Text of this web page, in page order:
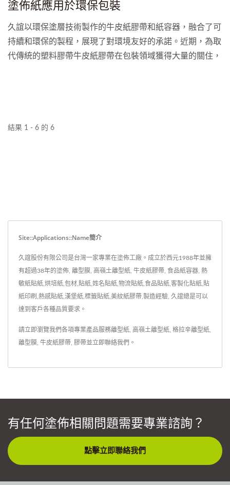
準。此外，久誼還可依客戶需求提供多種離型紙的選擇，例
塗佈紙應用於環保包裝
久誼以環保塗層技術製作的牛皮紙膠帶和紙容器，融合了可
持續和環保的製程，展現了對環境友好的承諾。近期，為取
代傳統的塑料膠帶牛皮紙膠帶在包裝領域獲得大量的關住，
塗層技術，將塑料的使用減到最低從而減少塑料污染。 久
結果 1 - 6 的 6
Site::applications::name簡介
久誼股份有限公司是台灣一家專業在塗佈工廠。成立於西元1988年並擁
有超過38年的塗佈, 離型膜, 高嶺土離型紙, 牛皮紙膠帶, 食品紙容器, 熱
敏紙貼紙,烘培紙,包材,貼紙,姓名貼紙,物流貼紙,食品貼紙,客製化貼紙,貼
紙印刷,熱感貼紙,漢堡紙,標籤貼紙,美紋紙膠帶,製造經驗, 久誼總是可以
達到客戶各種品質要求。
請立即瀏覽我們各項專業產品服務離型紙 高嶺土離型紙 格拉辛離型紙
離型膜 牛皮紙膠帶 膠帶並立即聯絡我們 。
有任何塗佈相關問題需要專業諮詢？
點擊立即聯絡我們